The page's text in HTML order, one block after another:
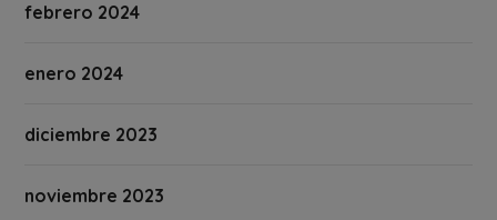
febrero 2024
enero 2024
diciembre 2023
noviembre 2023